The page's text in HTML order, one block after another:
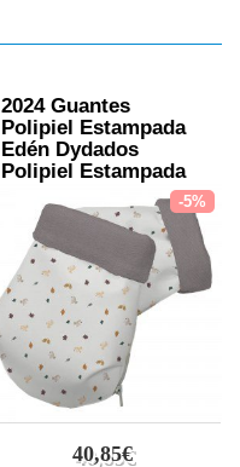
2024 Guantes
Polipiel Estampada
Edén Dydados
Polipiel Estampada
-5%
40,85€